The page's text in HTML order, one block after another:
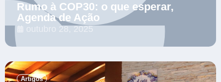
Rumo à COP30: o que esperar,
Agenda de Ação
outubro 28, 2025
Artigos